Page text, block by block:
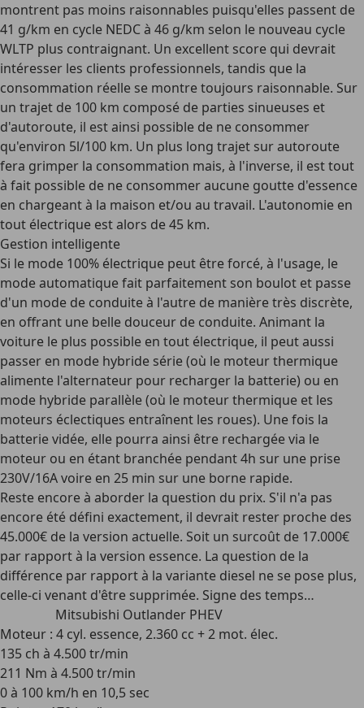
montrent pas moins raisonnables puisqu'elles passent de
41 g/km en cycle NEDC à 46 g/km selon le nouveau cycle
WLTP plus contraignant. Un excellent score qui devrait
intéresser les clients professionnels, tandis que la
consommation réelle se montre toujours raisonnable. Sur
un trajet de 100 km composé de parties sinueuses et
d'autoroute, il est ainsi possible de ne consommer
qu'environ 5l/100 km. Un plus long trajet sur autoroute
fera grimper la consommation mais, à l'inverse, il est tout
à fait possible de ne consommer aucune goutte d'essence
en chargeant à la maison et/ou au travail. L'autonomie en
tout électrique est alors de 45 km.
Gestion intelligente
Si le mode 100% électrique peut être forcé, à l'usage, le
mode automatique fait parfaitement son boulot et passe
d'un mode de conduite à l'autre de manière très discrète,
en offrant une belle douceur de conduite. Animant la
voiture le plus possible en tout électrique, il peut aussi
passer en mode hybride série (où le moteur thermique
alimente l'alternateur pour recharger la batterie) ou en
mode hybride parallèle (où le moteur thermique et les
moteurs éclectiques entraînent les roues). Une fois la
batterie vidée, elle pourra ainsi être rechargée via le
moteur ou en étant branchée pendant 4h sur une prise
230V/16A voire en 25 min sur une borne rapide.
Reste encore à aborder la question du prix. S'il n'a pas
encore été défini exactement, il devrait rester proche des
45.000€ de la version actuelle. Soit un surcoût de 17.000€
par rapport à la version essence. La question de la
différence par rapport à la variante diesel ne se pose plus,
celle-ci venant d'être supprimée. Signe des temps…
Mitsubishi Outlander PHEV
Moteur : 4 cyl. essence, 2.360 cc + 2 mot. élec.
135 ch à 4.500 tr/min
211 Nm à 4.500 tr/min
0 à 100 km/h en 10,5 sec